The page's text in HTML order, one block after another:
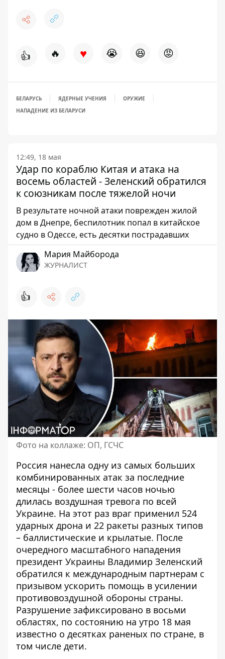
👍 🔥 ♥ 😭 😆 😡
БЕЛАРУСЬ ЯДЕРНЫЕ УЧЕНИЯ
ОРУЖИЕ
НАПАДЕНИЕ ИЗ БЕЛАРУСИ
12:49, 18 мая
Удар по кораблю Китая и атака на
восемь областей - Зеленский обратился
к союзникам после тяжелой ночи
В результате ночной атаки поврежден жилой
дом в Днепре, беспилотник попал в китайское
судно в Одессе, есть десятки пострадавших
Мария Майборода
ЖУРНАЛИСТ
👍
Фото на коллаже: ОП, ГСЧС
Россия нанесла одну из самых больших
комбинированных атак за последние
месяцы - более шести часов ночью
длилась воздушная тревога по всей
Украине. На этот раз враг применил 524
ударных дрона и 22 ракеты разных типов
– баллистические и крылатые. После
очередного масштабного нападения
президент Украины Владимир Зеленский
обратился к международным партнерам с
призывом ускорить помощь в усилении
противовоздушной обороны страны.
Разрушение зафиксировано в восьми
областях, по состоянию на утро 18 мая
известно о десятках раненых по стране, в
том числе дети.